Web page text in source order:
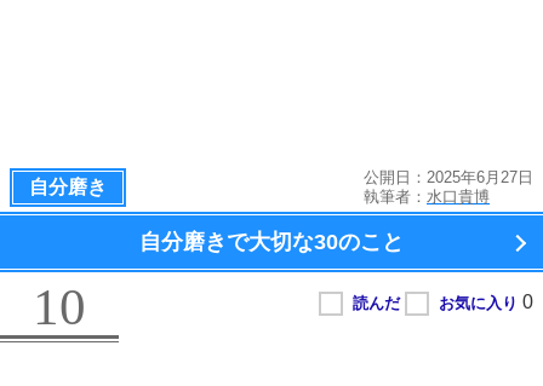
自分磨き
公開日：2025年6月27日
執筆者： 水口貴博
自分磨きで大切な30のこと
10